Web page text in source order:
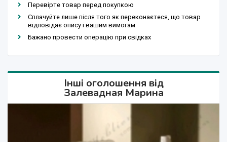
Перевірте товар перед покупкою
Сплачуйте лише після того як переконаєтеся, що товар
відповідає опису і вашим вимогам
Бажано провести операцію при свідках
Інші оголошення від
Залевадная Марина